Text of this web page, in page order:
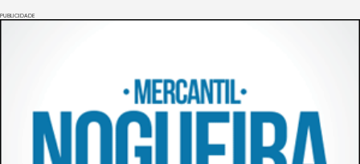
PUBLICIDADE